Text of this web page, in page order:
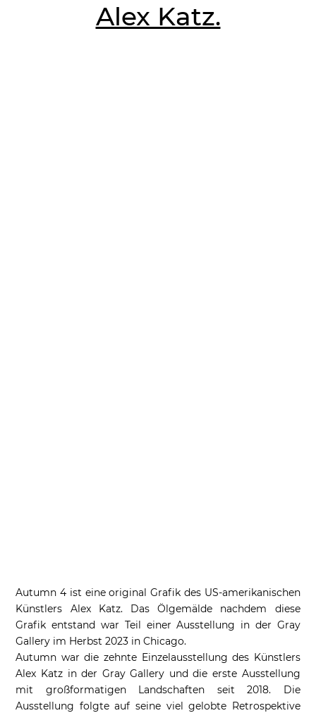
Alex Katz.
Autumn 4 ist eine original Grafik des US-amerikanischen
Künstlers Alex Katz. Das Ölgemälde nachdem diese
Grafik entstand war Teil einer Ausstellung in der Gray
Gallery im Herbst 2023 in Chicago.
Autumn war die zehnte Einzelausstellung des Künstlers
Alex Katz in der Gray Gallery und die erste Ausstellung
mit großformatigen Landschaften seit 2018. Die
Ausstellung folgte auf seine viel gelobte Retrospektive